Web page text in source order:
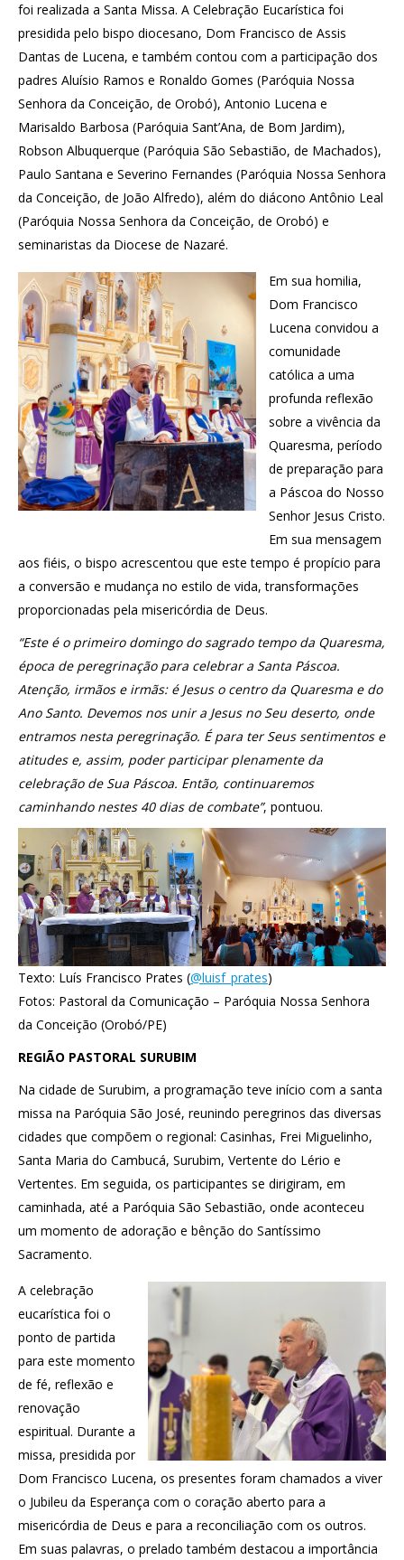
foi realizada a Santa Missa. A Celebração Eucarística foi
presidida pelo bispo diocesano, Dom Francisco de Assis
Dantas de Lucena, e também contou com a participação dos
padres Aluísio Ramos e Ronaldo Gomes (Paróquia Nossa
Senhora da Conceição, de Orobó), Antonio Lucena e
Marisaldo Barbosa (Paróquia Sant’Ana, de Bom Jardim),
Robson Albuquerque (Paróquia São Sebastião, de Machados),
Paulo Santana e Severino Fernandes (Paróquia Nossa Senhora
da Conceição, de João Alfredo), além do diácono Antônio Leal
(Paróquia Nossa Senhora da Conceição, de Orobó) e
seminaristas da Diocese de Nazaré.
Em sua homilia,
Dom Francisco
Lucena convidou a
comunidade
católica a uma
profunda reflexão
sobre a vivência da
Quaresma, período
de preparação para
a Páscoa do Nosso
Senhor Jesus Cristo.
Em sua mensagem
aos fiéis, o bispo acrescentou que este tempo é propício para
a conversão e mudança no estilo de vida, transformações
proporcionadas pela misericórdia de Deus.
“Este é o primeiro domingo do sagrado tempo da Quaresma,
época de peregrinação para celebrar a Santa Páscoa.
Atenção, irmãos e irmãs: é Jesus o centro da Quaresma e do
Ano Santo. Devemos nos unir a Jesus no Seu deserto, onde
entramos nesta peregrinação. É para ter Seus sentimentos e
atitudes e, assim, poder participar plenamente da
celebração de Sua Páscoa. Então, continuaremos
caminhando nestes 40 dias de combate”, pontuou.
Texto: Luís Francisco Prates (@luisf_prates)
Fotos: Pastoral da Comunicação – Paróquia Nossa Senhora
da Conceição (Orobó/PE)
REGIÃO PASTORAL SURUBIM
Na cidade de Surubim, a programação teve início com a santa
missa na Paróquia São José, reunindo peregrinos das diversas
cidades que compõem o regional: Casinhas, Frei Miguelinho,
Santa Maria do Cambucá, Surubim, Vertente do Lério e
Vertentes. Em seguida, os participantes se dirigiram, em
caminhada, até a Paróquia São Sebastião, onde aconteceu
um momento de adoração e bênção do Santíssimo
Sacramento.
A celebração
eucarística foi o
ponto de partida
para este momento
de fé, reflexão e
renovação
espiritual. Durante a
missa, presidida por
Dom Francisco Lucena, os presentes foram chamados a viver
o Jubileu da Esperança com o coração aberto para a
misericórdia de Deus e para a reconciliação com os outros.
Em suas palavras, o prelado também destacou a importância